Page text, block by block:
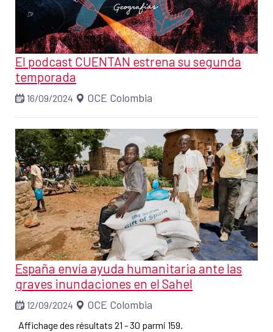
El podcast CUENTAN estrena su segunda
temporada
16/09/2024 OCE Colombia
España envía ayuda humanitaria ante las
graves inundaciones en el Sahel
12/09/2024 OCE Colombia
Affichage des résultats 21 - 30 parmi 159.